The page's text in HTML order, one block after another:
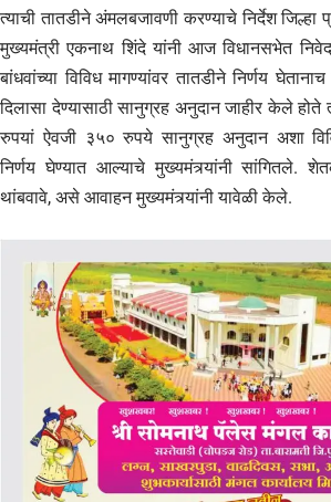
त्याची तातडीने अंमलबजावणी करण्याचे निर्देश
मुख्यमंत्री एकनाथ शिंदे यांनी आज विधानसभेत
बांधवांच्या विविध मागण्यांवर तातडीने निर्णय
दिलासा देण्यासाठी सानुग्रह अनुदान जाहीर केले
रुपयां ऐवजी ३५० रुपये सानुग्रह अनुदान अशा
निर्णय घेण्यात आल्याचे मुख्यमंत्र्यांनी सांगितले.
थांबवावे, असे आवाहन मुख्यमंत्र्यांनी यावेळी केले.